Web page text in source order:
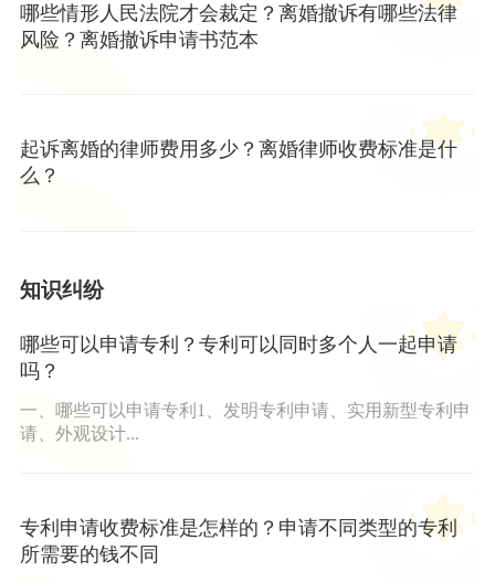
哪些情形人民法院才会裁定？离婚撤诉有哪些法律
风险？离婚撤诉申请书范本
起诉离婚的律师费用多少？离婚律师收费标准是什
么？
知识纠纷
哪些可以申请专利？专利可以同时多个人一起申请
吗？
一、哪些可以申请专利1、发明专利申请、实用新型专利申
请、外观设计...
专利申请收费标准是怎样的？申请不同类型的专利
所需要的钱不同